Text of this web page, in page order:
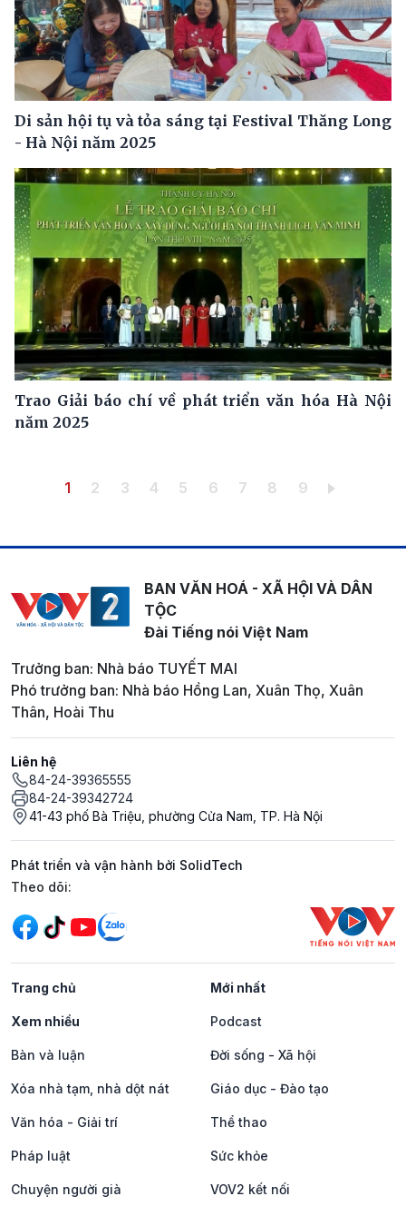
Di sản hội tụ và tỏa sáng tại Festival Thăng Long
- Hà Nội năm 2025
Trao Giải báo chí về phát triển văn hóa Hà Nội
năm 2025
Pagination
Trang hiện thời
1 Trang
2 Trang
3 Trang
4 Trang
5 Trang
6 Trang
7 Trang
8 Trang
9
BAN VĂN HOÁ - XÃ HỘI VÀ DÂN
TỘC
Đài Tiếng nói Việt Nam
Trưởng ban: Nhà báo TUYẾT MAI
Phó trưởng ban: Nhà báo Hồng Lan, Xuân Thọ, Xuân
Thân, Hoài Thu
Liên hệ
84-24-39365555
84-24-39342724
41-43 phố Bà Triệu, phường Cửa Nam, TP. Hà Nội
Phát triển và vận hành bởi SolidTech
Mạng xã hội
Theo dõi:
Trang chủ Mới nhất
Xem nhiều Podcast
Bàn và luận Đời sống - Xã hội
Xóa nhà tạm, nhà dột nát Giáo dục - Đào tạo
Văn hóa - Giải trí Thể thao
Pháp luật Sức khỏe
Chuyện người già VOV2 kết nối